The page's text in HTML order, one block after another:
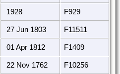
1928 F929
27 Jun 1803 F11511
01 Apr 1812 F1409
22 Nov 1762 F10256